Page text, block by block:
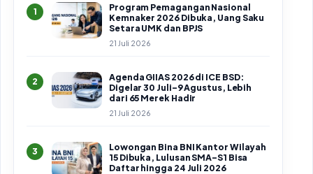
1
Program Pemagangan Nasional
Kemnaker 2026 Dibuka, Uang Saku
Setara UMK dan BPJS
21 Juli 2026
2
Agenda GIIAS 2026 di ICE BSD:
Digelar 30 Juli–9 Agustus, Lebih
dari 65 Merek Hadir
21 Juli 2026
3
Lowongan Bina BNI Kantor Wilayah
15 Dibuka, Lulusan SMA–S1 Bisa
Daftar hingga 24 Juli 2026